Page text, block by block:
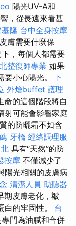
陽光UV-A和
，從長遠來看甚
基隆 台中全身按摩
膚需要什麼保
，每個人都需要
整復師專業 如果
要小心陽光。 下
外燴buffet 護理
命的這個階段將自
射可能會影響家庭
的防曬霜不如含
牙橋 經絡調理服
具有“天然”的防
按摩 不僅減少了
陽光相關的皮膚病
清潔人員 助聽器
期皮膚老化，皺
白的牢固性。 台
門為油膩和合併